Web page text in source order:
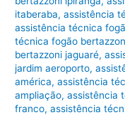
itaberaba,assistência
assistência técnica
técnica fogão
bertazzoni jaguaré,
jardim aeroporto,
américa,assistência
ampliação,assistência
franco,assistência